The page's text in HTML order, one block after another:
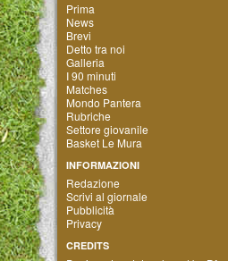
Prima
News
Brevi
Detto tra noi
Galleria
I 90 minuti
Matches
Mondo Pantera
Rubriche
Settore giovanile
Basket Le Mura
INFORMAZIONI
Redazione
Scrivi al giornale
Pubblicità
Privacy
CREDITS